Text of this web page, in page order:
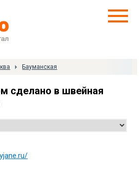
Бауманская
сделано в швейная